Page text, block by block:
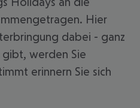
Hier
dabei - ganz
werden Sie
erinnern Sie sich